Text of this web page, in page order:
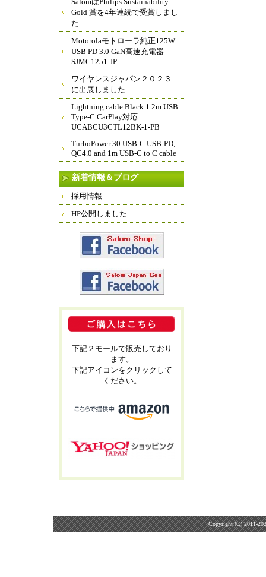
Gold 賞を4年連続で受賞しまし
た
Motorolaモトローラ純正125W
USB PD 3.0 GaN高速充電器
SJMC1251-JP
ワイヤレスジャパン２０２３
に出展しました
Lightning cable Black 1.2m USB
Type-C CarPlay対応
UCABCU3CTL12BK-1-PB
TurboPower 30 USB-C USB-PD,
QC4.0 and 1m USB-C to C cable
新着情報＆ブログ
採用情報
HP公開しました
下記２モールで販売しており
ます。
下記アイコンをクリックして
ください。
Copyright (C) 2011-